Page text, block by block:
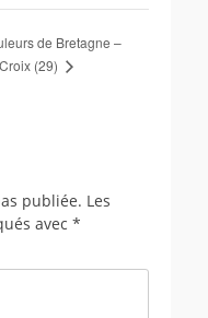
de Bretagne –
(29)
publiée. Les
avec *